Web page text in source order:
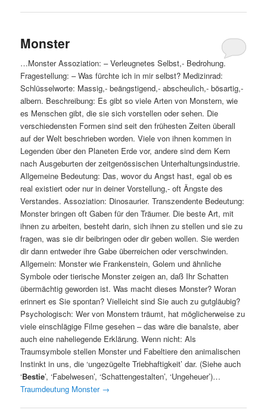
Monster
…Monster Assoziation: – Verleugnetes Selbst,- Bedrohung.
Fragestellung: – Was fürchte ich in mir selbst? Medizinrad:
Schlüsselworte: Massig,- beängstigend,- abscheulich,- bösartig,-
albern. Beschreibung: Es gibt so viele Arten von Monstern, wie
es Menschen gibt, die sie sich vorstellen oder sehen. Die
verschiedensten Formen sind seit den frühesten Zeiten überall
auf der Welt beschrieben worden. Viele von ihnen kommen in
Legenden über den Planeten Erde vor, andere sind dem Kern
nach Ausgeburten der zeitgenössischen Unterhaltungsindustrie.
Allgemeine Bedeutung: Das, wovor du Angst hast, egal ob es
real existiert oder nur in deiner Vorstellung,- oft Ängste des
Verstandes. Assoziation: Dinosaurier. Transzendente Bedeutung:
Monster bringen oft Gaben für den Träumer. Die beste Art, mit
ihnen zu arbeiten, besteht darin, sich ihnen zu stellen und sie zu
fragen, was sie dir beibringen oder dir geben wollen. Sie werden
dir dann entweder ihre Gabe überreichen oder verschwinden.
Allgemein: Monster wie Frankenstein, Golem und ähnliche
Symbole oder tierische Monster zeigen an, daß Ihr Schatten
übermächtig geworden ist. Was macht dieses Monster? Woran
erinnert es Sie spontan? Vielleicht sind Sie auch zu gutgläubig?
Psychologisch: Wer von Monstern träumt, hat möglicherweise zu
viele einschlägige Filme gesehen – das wäre die banalste, aber
auch eine naheliegende Erklärung. Wenn nicht: Als
Traumsymbole stellen Monster und Fabeltiere den animalischen
Instinkt in uns, die ‘ungezügelte Triebhaftigkeit’ dar. (Siehe auch
‘Bestie’, ‘Fabelwesen’, ‘Schattengestalten’, ‘Ungeheuer’)…
Traumdeutung Monster →